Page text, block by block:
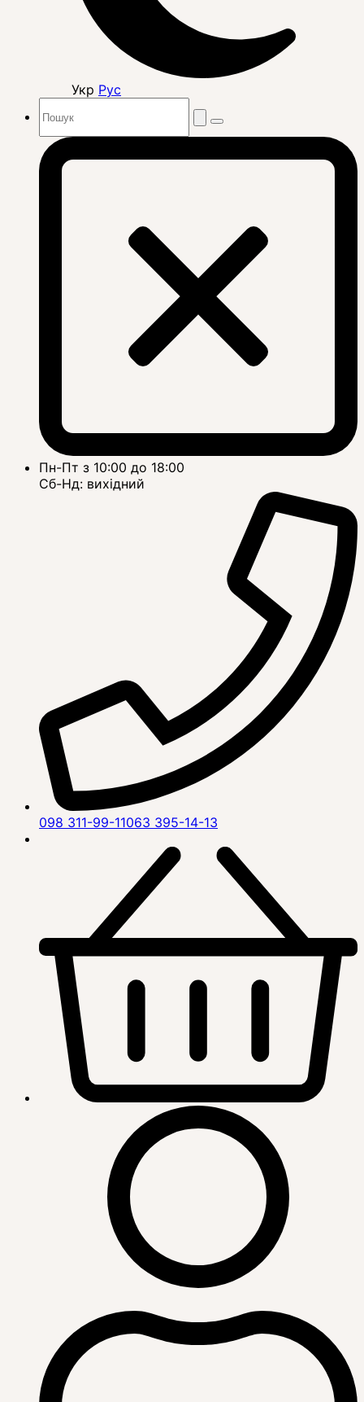
Укр Рус
Пн-Пт з 10:00 до 18:00
Сб-Нд: вихідний
098 311-99-11063 395-14-13